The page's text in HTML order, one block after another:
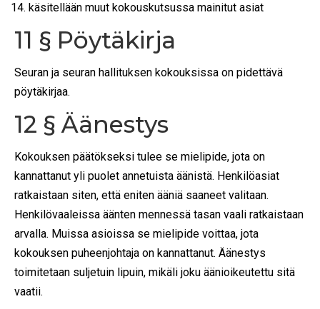
käsitellään muut kokouskutsussa mainitut asiat
11 § Pöytäkirja
Seuran ja seuran hallituksen kokouksissa on pidettävä
pöytäkirjaa.
12 § Äänestys
Kokouksen päätökseksi tulee se mielipide, jota on
kannattanut yli puolet annetuista äänistä. Henkilöasiat
ratkaistaan siten, että eniten ääniä saaneet valitaan.
Henkilövaaleissa äänten mennessä tasan vaali ratkaistaan
arvalla. Muissa asioissa se mielipide voittaa, jota
kokouksen puheenjohtaja on kannattanut. Äänestys
toimitetaan suljetuin lipuin, mikäli joku äänioikeutettu sitä
vaatii.